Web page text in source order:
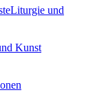
Liturgie und
Kunst